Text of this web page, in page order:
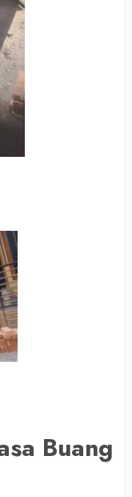
Buang